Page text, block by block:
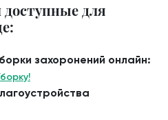
для
захоронений онлайн: